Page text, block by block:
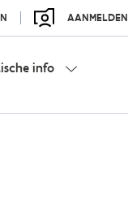
AANMELDEN
info